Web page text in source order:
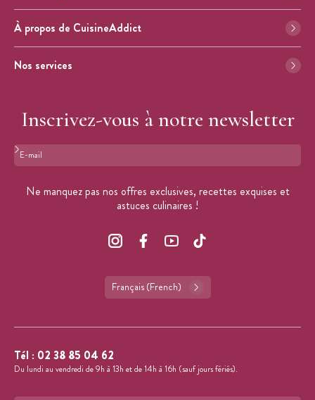
À propos de CuisineAddict
Nos services
Inscrivez-vous à notre newsletter
Format : adresse@email.com
Ne manquez pas nos offres exclusives, recettes exquises et
astuces culinaires !
Français (French)
Tél : 02 38 85 04 62
Du lundi au vendredi de 9h à 13h et de 14h à 16h (sauf jours fériés).